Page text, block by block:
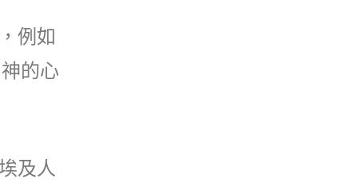
例如
的心
及人